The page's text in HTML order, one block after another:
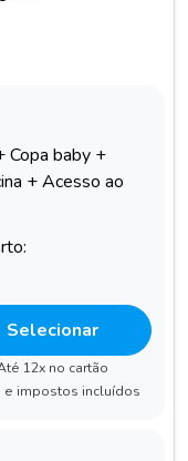
Copa baby +
+ Acesso ao
Selecionar
12x no cartão
e impostos incluídos